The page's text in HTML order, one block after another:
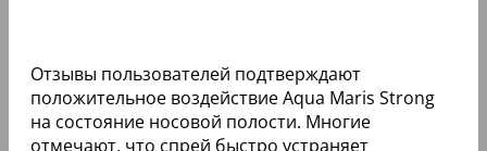
Отзывы пользователей подтверждают
положительное воздействие Aqua Maris Strong
на состояние носовой полости. Многие
отмечают, что спрей быстро устраняет